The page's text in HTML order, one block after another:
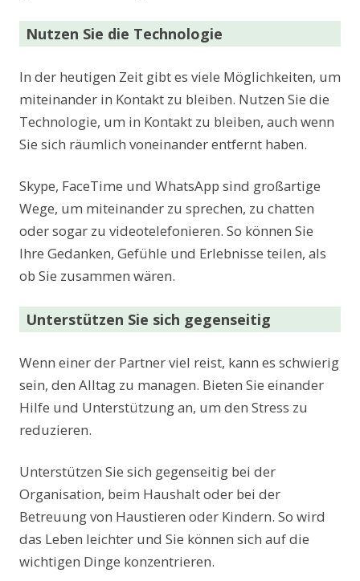
Nutzen Sie die Technologie
In der heutigen Zeit gibt es viele Möglichkeiten, um
miteinander in Kontakt zu bleiben. Nutzen Sie die
Technologie, um in Kontakt zu bleiben, auch wenn
Sie sich räumlich voneinander entfernt haben.
Skype, FaceTime und WhatsApp sind großartige
Wege, um miteinander zu sprechen, zu chatten
oder sogar zu videotelefonieren. So können Sie
Ihre Gedanken, Gefühle und Erlebnisse teilen, als
ob Sie zusammen wären.
Unterstützen Sie sich gegenseitig
Wenn einer der Partner viel reist, kann es schwierig
sein, den Alltag zu managen. Bieten Sie einander
Hilfe und Unterstützung an, um den Stress zu
reduzieren.
Unterstützen Sie sich gegenseitig bei der
Organisation, beim Haushalt oder bei der
Betreuung von Haustieren oder Kindern. So wird
das Leben leichter und Sie können sich auf die
wichtigen Dinge konzentrieren.